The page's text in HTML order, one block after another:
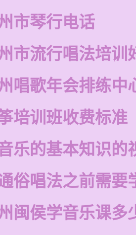
市琴行电话
市流行唱法培训
唱歌年会排练中
培训班收费标准
乐的基本知识的
俗唱法之前需要
闽侯学音乐课多